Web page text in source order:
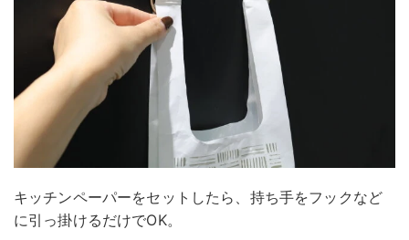
キッチンペーパーをセットしたら、持ち手をフックなど
に引っ掛けるだけでOK。